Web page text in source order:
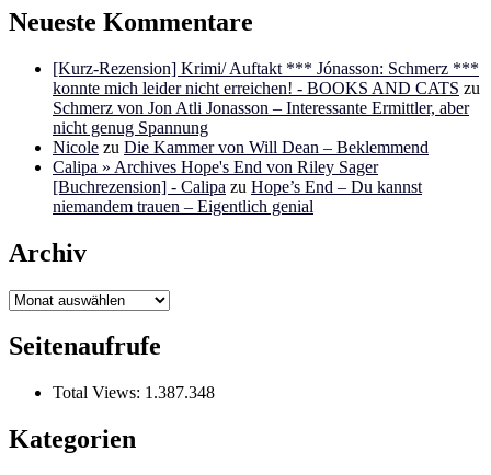
Neueste Kommentare
[Kurz-Rezension] Krimi/ Auftakt *** Jónasson: Schmerz ***
konnte mich leider nicht erreichen! - BOOKS AND CATS zu
Schmerz von Jon Atli Jonasson – Interessante Ermittler, aber
nicht genug Spannung
Nicole zu Die Kammer von Will Dean – Beklemmend
Calipa » Archives Hope's End von Riley Sager
[Buchrezension] - Calipa zu Hope’s End – Du kannst
niemandem trauen – Eigentlich genial
Archiv
Archiv
Seitenaufrufe
Total Views: 1.387.348
Kategorien